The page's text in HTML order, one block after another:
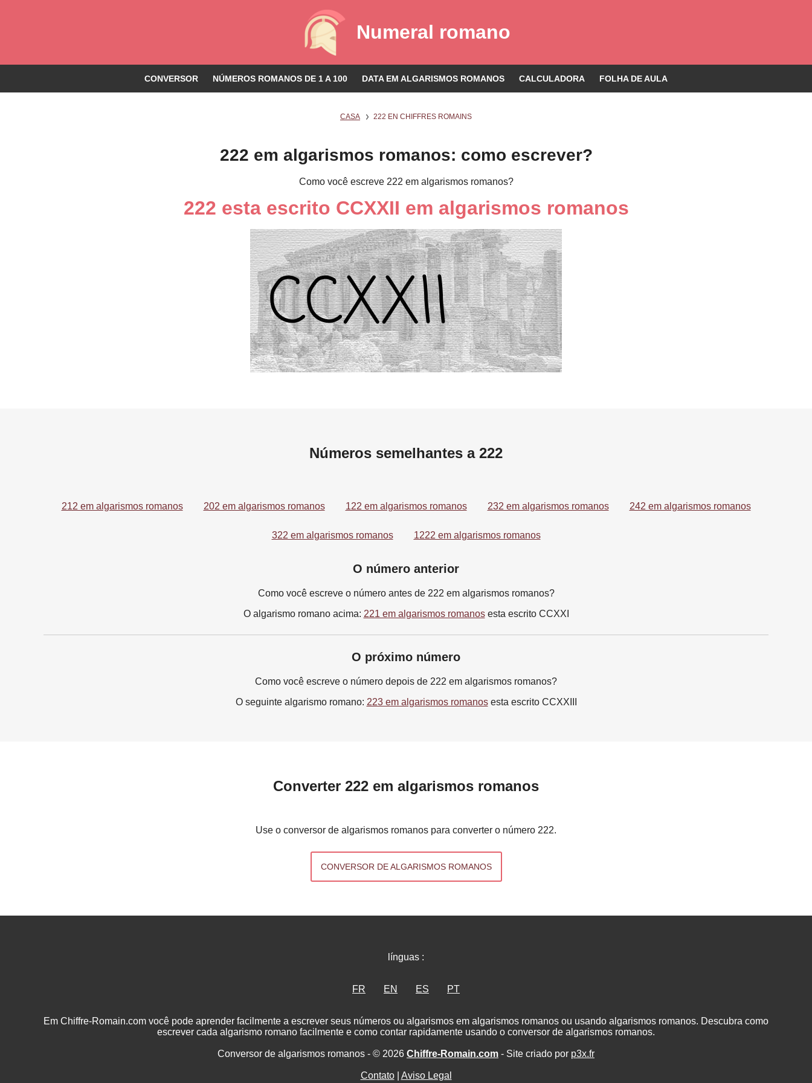
Numeral romano
CONVERSOR NÚMEROS ROMANOS DE 1 A 100 DATA EM ALGARISMOS ROMANOS CALCULADORA FOLHA DE AULA
CASA 222 EN CHIFFRES ROMAINS
222 em algarismos romanos: como escrever?
Como você escreve 222 em algarismos romanos?
222 esta escrito CCXXII em algarismos romanos
Números semelhantes a 222
212 em algarismos romanos 202 em algarismos romanos 122 em algarismos romanos 232 em algarismos romanos 242 em algarismos romanos
322 em algarismos romanos 1222 em algarismos romanos
O número anterior
Como você escreve o número antes de 222 em algarismos romanos?
O algarismo romano acima: 221 em algarismos romanosesta escrito CCXXI
O próximo número
Como você escreve o número depois de 222 em algarismos romanos?
O seguinte algarismo romano: 223 em algarismos romanosesta escrito CCXXIII
Converter 222 em algarismos romanos
Use o conversor de algarismos romanos para converter o número 222.
CONVERSOR DE ALGARISMOS ROMANOS
línguas :
FR EN ES PT
Em Chiffre-Romain.com você pode aprender facilmente a escrever seus números ou algarismos em algarismos romanos ou usando algarismos romanos. Descubra como
escrever cada algarismo romano facilmente e como contar rapidamente usando o conversor de algarismos romanos.
Conversor de algarismos romanos - © 2026 Chiffre-Romain.com - Site criado por p3x.fr
Contato| Aviso Legal